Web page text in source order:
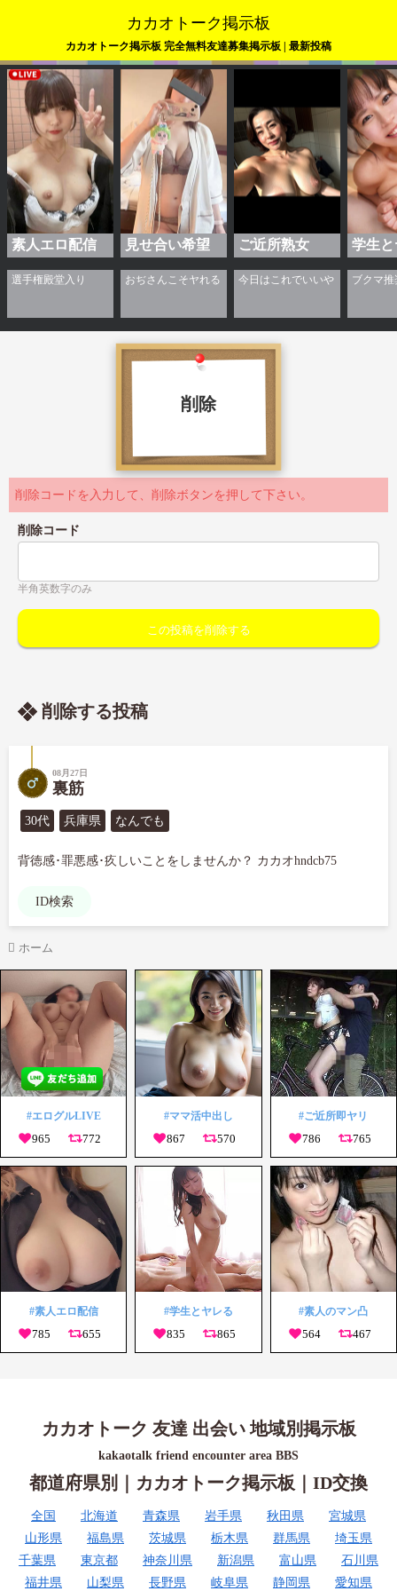
カカオトーク掲示板
カカオトーク掲示板 完全無料友達募集掲示板 | 最新投稿
素人エロ配信 見せ合い希望 ご近所熟女 学生
削除
削除コードを入力して、削除ボタンを押して下さい。
削除コード
半角英数字のみ
削除する投稿
08月27日
裏筋
30代 兵庫県 なんでも
背徳感･罪悪感･疚しいことをしませんか？ カカオhndcb75
ID検索
ホーム
#エログルLIVE #ママ活中出し #ご近所即ヤリ
#素人エロ配信 #学生とヤレる #素人のマン凸
カカオトーク 友達 出会い 地域別掲示板
kakaotalk friend encounter area BBS
都道府県別｜カカオトーク掲示板｜ID交換
全国 北海道 青森県 岩手県 秋田県
宮城県
山形県
福島県 茨城県 栃木県 群馬県
埼玉県
千葉県
東京都 神奈川県 新潟県 富山県
石川県
福井県
山梨県 長野県 岐阜県 静岡県 愛知県